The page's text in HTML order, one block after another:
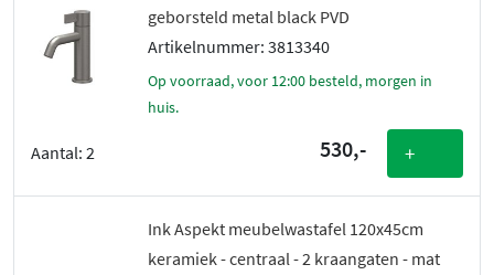
geborsteld metal black PVD
Artikelnummer: 3813340
Op voorraad, voor 12:00 besteld, morgen in
huis.
Aantal: 2 530,- +
Ink Aspekt meubelwastafel 120x45cm
keramiek - centraal - 2 kraangaten - mat